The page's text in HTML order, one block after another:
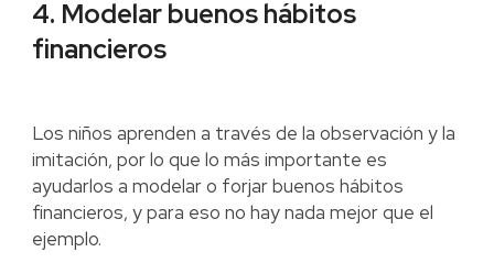
4. Modelar buenos hábitos
financieros
Los niños aprenden a través de la observación y la
imitación, por lo que lo más importante es
ayudarlos a modelar o forjar buenos hábitos
financieros, y para eso no hay nada mejor que el
ejemplo.